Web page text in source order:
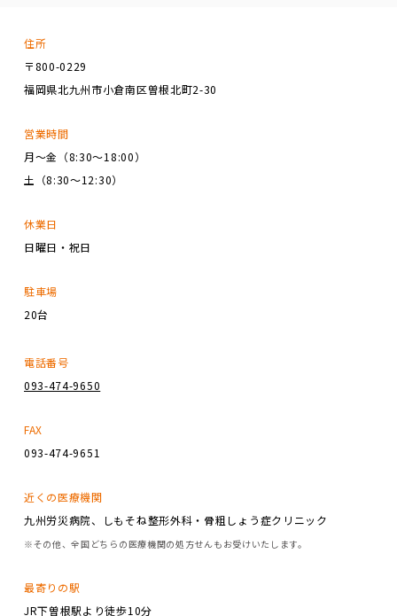
住所
〒800-0229
福岡県北九州市小倉南区曽根北町2-30
営業時間
月～金（8:30～18:00）
土（8:30～12:30）
休業日
日曜日・祝日
駐車場
20台
電話番号
093-474-9650
FAX
093-474-9651
近くの医療機関
九州労災病院、しもそね整形外科・骨粗しょう症クリニック
※その他、全国どちらの医療機関の処方せんもお受けいたします。
最寄りの駅
JR下曽根駅より徒歩10分